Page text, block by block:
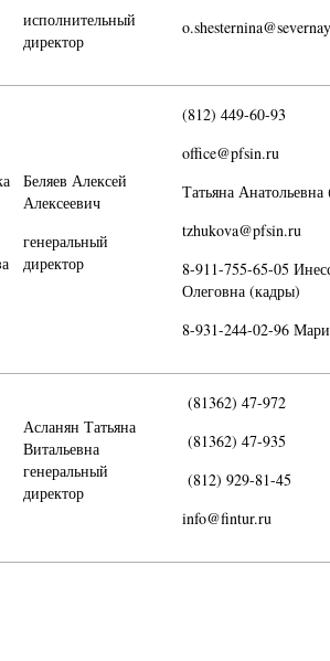
исполнительный
директор
Беляев Алексей
Алексеевич
генеральный
директор
(812) 449-60-93
office@pfsin.ru
Татьяна Анатольевна
tzhukova@pfsin.ru
8-911-755-65-05
Олеговна (кадры)
8-931-244-02-96
Асланян Татьяна
Витальевна
генеральный
директор
(81362) 47-972
(81362) 47-935
(812) 929-81-45
info@fintur.ru